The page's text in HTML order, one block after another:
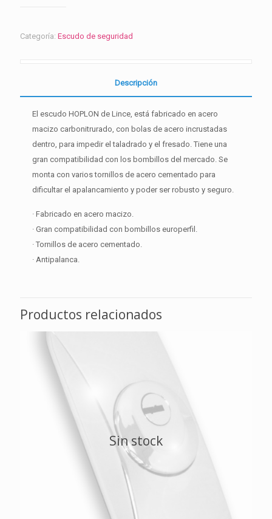
Categoría: Escudo de seguridad
Descripción
El escudo HOPLON de Lince, está fabricado en acero
macizo carbonitrurado, con bolas de acero incrustadas
dentro, para impedir el taladrado y el fresado. Tiene una
gran compatibilidad con los bombillos del mercado. Se
monta con varios tornillos de acero cementado para
dificultar el apalancamiento y poder ser robusto y seguro.
· Fabricado en acero macizo.
· Gran compatibilidad con bombillos europerfil.
· Tornillos de acero cementado.
· Antipalanca.
Productos relacionados
Sin stock